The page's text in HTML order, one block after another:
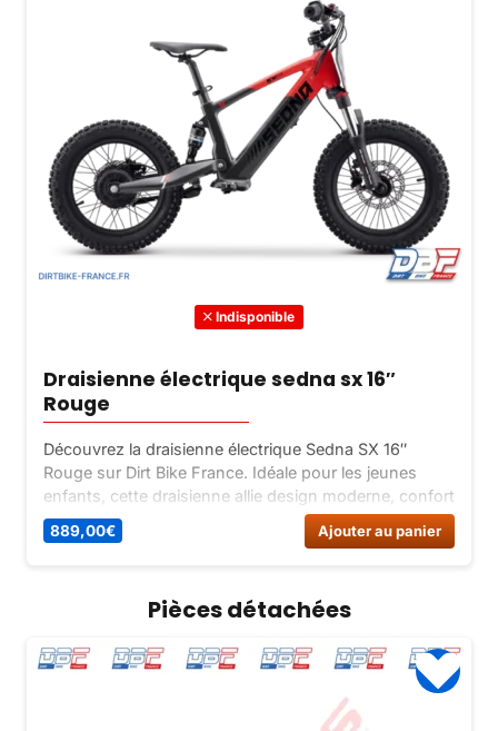
Indisponible
Draisienne électrique sedna sx 16″
Rouge
Découvrez la draisienne électrique Sedna SX 16″
Rouge sur Dirt Bike France. Idéale pour les jeunes
enfants, cette draisienne allie design moderne, confort
et sécurité. Commandez dès maintenant !
889,00€ Ajouter au panier
Pièces détachées